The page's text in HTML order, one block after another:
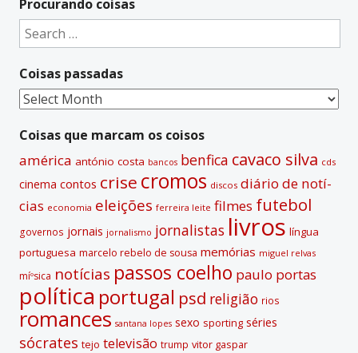
e
a
t
i
v
Procurando coisas
Search
for:
Coisas passadas
Coisas
Coisas que marcam os coisos
américa antónio costa bancos benfica cavaco silva cds
cinema contos crise cromos discos diário de notí­
cias economia eleições ferreira leite filmes futebol
governos jornais jornalismo jornalistas livros lí­ngua
portuguesa marcelo rebelo de sousa memórias miguel relvas
míºsica notí­cias passos coelho paulo portas
polí­tica portugal psd religião rios
romances santana lopes sexo sporting séries
sócrates tejo televisão trump vitor gaspar